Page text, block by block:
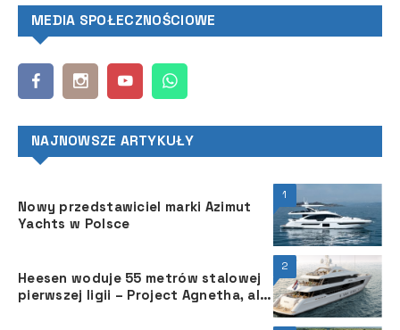
MEDIA SPOŁECZNOŚCIOWE
NAJNOWSZE ARTYKUŁY
1
Nowy przedstawiciel marki Azimut
Yachts w Polsce
2
Heesen woduje 55 metrów stalowej
pierwszej ligii – Project Agnetha, ale